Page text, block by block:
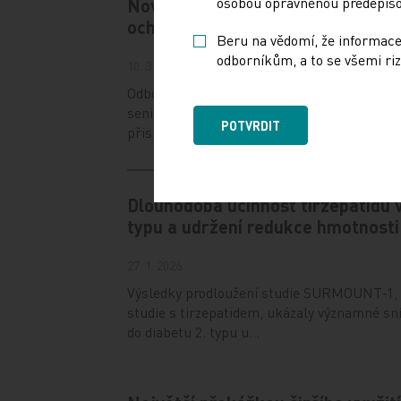
Nová 21valentní pneumokoková
ochranu seniorů
Odborníci dlouhodobě upozorňují na
seniorské populace. Ke zlepšení ochrany
přispěje nová…
Dlouhodobá účinnost tirzepatidu
typu a udržení redukce hmotnosti
Výsledky prodloužení studie
studie s tirzepatidem, ukázaly významné
do diabetu 2. typu u…
Beru na vědomí, že
odborníkům, a to se všemi
POTVRDIT